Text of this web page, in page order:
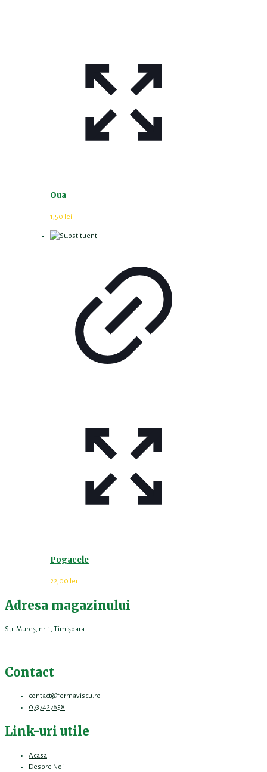
Oua
1,50 lei
Pogacele
22,00 lei
Adresa magazinului
Str. Mureș, nr. 1, Timișoara
Contact
contact@fermaviscu.ro
0737427658
Link-uri utile
Acasa
Despre Noi